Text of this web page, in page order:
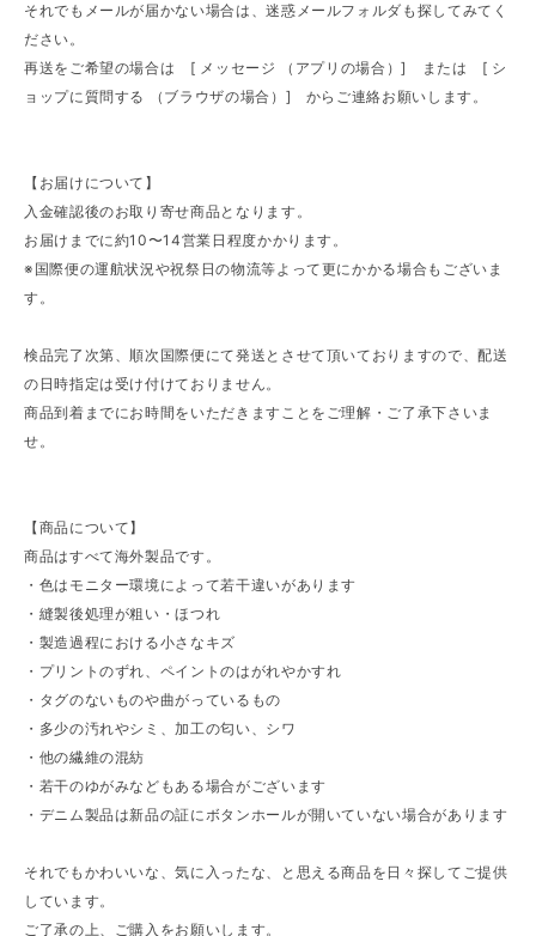
それでもメールが届かない場合は、迷惑メールフォルダも探してみてく
ださい。
再送をご希望の場合は [ メッセージ （アプリの場合）] または [ シ
ョップに質問する （ブラウザの場合）] からご連絡お願いします。
【お届けについて】
入金確認後のお取り寄せ商品となります。
お届けまでに約10〜14営業日程度かかります。
※国際便の運航状況や祝祭日の物流等よって更にかかる場合もございま
す。
検品完了次第、順次国際便にて発送とさせて頂いておりますので、配送
の日時指定は受け付けておりません。
商品到着までにお時間をいただきますことをご理解・ご了承下さいま
せ。
【商品について】
商品はすべて海外製品です。
・色はモニター環境によって若干違いがあります
・縫製後処理が粗い・ほつれ
・製造過程における小さなキズ
・プリントのずれ、ペイントのはがれやかすれ
・タグのないものや曲がっているもの
・多少の汚れやシミ、加工の匂い、シワ
・他の繊維の混紡
・若干のゆがみなどもある場合がございます
・デニム製品は新品の証にボタンホールが開いていない場合があります
それでもかわいいな、気に入ったな、と思える商品を日々探してご提供
しています。
ご了承の上、ご購入をお願いします。